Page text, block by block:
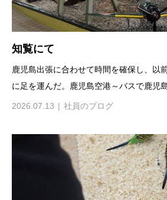
知覧にて
鹿児島出張に合わせて時間を確保し、以
に足を運んだ。鹿児島空港～バスで鹿児
2026.07.13 社員のブログ